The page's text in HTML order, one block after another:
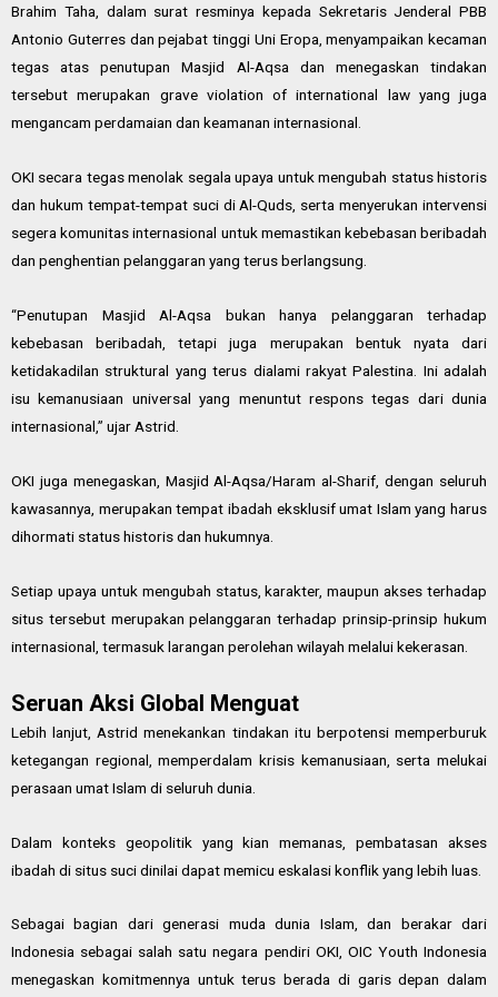
Brahim Taha, dalam surat resminya kepada Sekretaris Jenderal PBB
Antonio Guterres dan pejabat tinggi Uni Eropa, menyampaikan kecaman
tegas atas penutupan Masjid Al-Aqsa dan menegaskan tindakan
tersebut merupakan grave violation of international law yang juga
mengancam perdamaian dan keamanan internasional.
OKI secara tegas menolak segala upaya untuk mengubah status historis
dan hukum tempat-tempat suci di Al-Quds, serta menyerukan intervensi
segera komunitas internasional untuk memastikan kebebasan beribadah
dan penghentian pelanggaran yang terus berlangsung.
“Penutupan Masjid Al-Aqsa bukan hanya pelanggaran terhadap
kebebasan beribadah, tetapi juga merupakan bentuk nyata dari
ketidakadilan struktural yang terus dialami rakyat Palestina. Ini adalah
isu kemanusiaan universal yang menuntut respons tegas dari dunia
internasional,” ujar Astrid.
OKI juga menegaskan, Masjid Al-Aqsa/Haram al-Sharif, dengan seluruh
kawasannya, merupakan tempat ibadah eksklusif umat Islam yang harus
dihormati status historis dan hukumnya.
Setiap upaya untuk mengubah status, karakter, maupun akses terhadap
situs tersebut merupakan pelanggaran terhadap prinsip-prinsip hukum
internasional, termasuk larangan perolehan wilayah melalui kekerasan.
Seruan Aksi Global Menguat
Lebih lanjut, Astrid menekankan tindakan itu berpotensi memperburuk
ketegangan regional, memperdalam krisis kemanusiaan, serta melukai
perasaan umat Islam di seluruh dunia.
Dalam konteks geopolitik yang kian memanas, pembatasan akses
ibadah di situs suci dinilai dapat memicu eskalasi konflik yang lebih luas.
Sebagai bagian dari generasi muda dunia Islam, dan berakar dari
Indonesia sebagai salah satu negara pendiri OKI, OIC Youth Indonesia
menegaskan komitmennya untuk terus berada di garis depan dalam